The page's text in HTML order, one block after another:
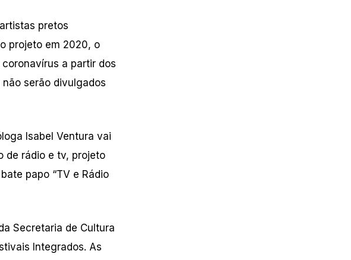
pretos
projeto em 2020, o
a partir dos
serão divulgados
Isabel Ventura vai
de rádio e tv, projeto
papo “TV e Rádio
Secretaria de Cultura
Integrados. As